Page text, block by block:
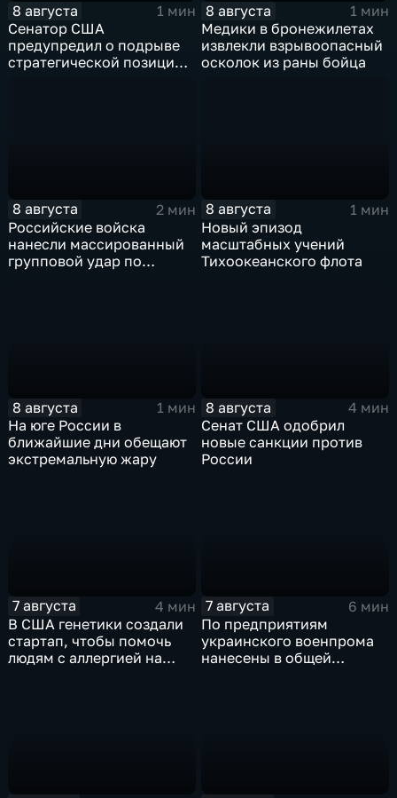
8 августа
1 мин
Сенатор США
предупредил о подрыве
стратегической позиции
8 августа
1 мин
Медики в бронежилетах
извлекли взрывоопасный
осколок из раны бойца
8 августа
2 мин
Российские войска
нанесли массированный
групповой удар по
8 августа
1 мин
Новый эпизод
масштабных учений
Тихоокеанского флота
8 августа
1 мин
На юге России в
ближайшие дни обещают
экстремальную жару
8 августа
4 мин
Сенат США одобрил
новые санкции против
России
7 августа
4 мин
В США генетики создали
стартап, чтобы помочь
людям с аллергией на
7 августа
6 мин
По предприятиям
украинского военпрома
нанесены в общей